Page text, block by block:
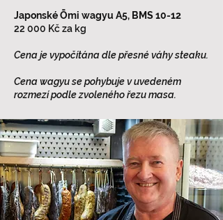
Japonské Ōmi wagyu A5, BMS 10-12
22 000 Kč za kg
Cena je vypočítána dle přesné váhy steaku.
Cena wagyu se pohybuje v uvedeném
rozmezípodle zvoleného řezu masa.